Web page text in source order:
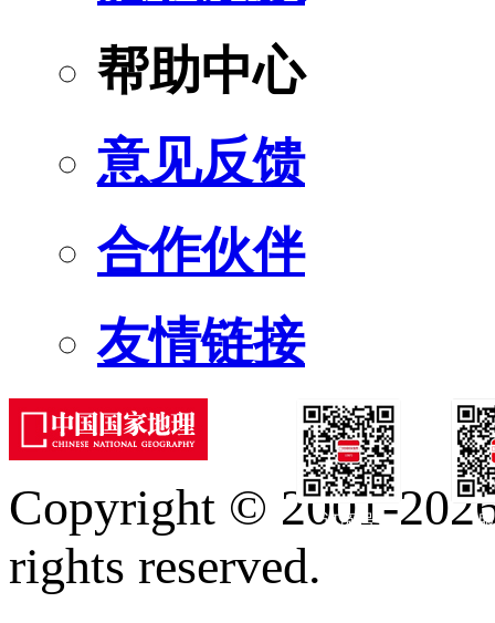
帮助中心
意见反馈
合作伙伴
友情链接
订阅号
Copyright © 2001-
rights reserved.